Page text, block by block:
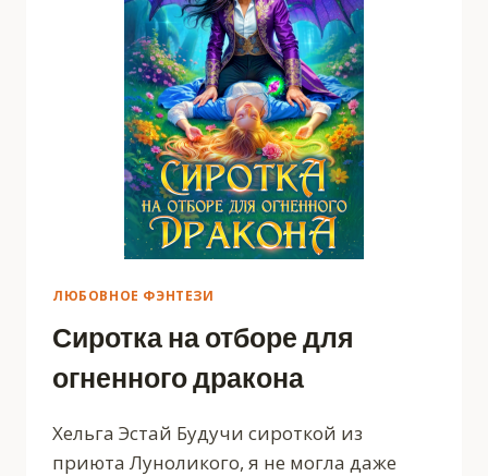
ЛЮБОВНОЕ ФЭНТЕЗИ
Сиротка на отборе для
огненного дракона
Хельга Эстай Будучи сироткой из
приюта Луноликого, я не могла даже